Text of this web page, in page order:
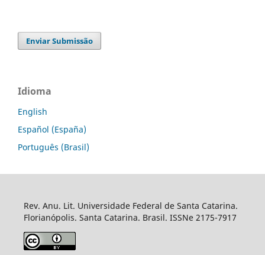
Enviar Submissão
Idioma
English
Español (España)
Português (Brasil)
Rev. Anu. Lit. Universidade Federal de Santa Catarina.
Florianópolis. Santa Catarina. Brasil. ISSNe 2175-7917